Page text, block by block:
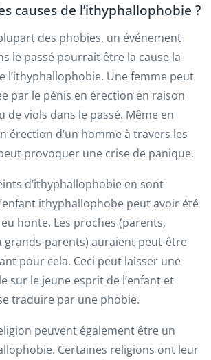
causes de l’ithyphallophobie ?
des phobies, un événement
le passé pourrait être la cause la
l’ithyphallophobie. Une femme peut
par le pénis en érection en raison
de viols dans le passé. Même en
érection d’un homme à travers les
provoquer une crise de panique.
d’ithyphallophobie en sont
ithyphallophobe peut avoir été
honte. Les proches (parents,
grands-parents) auraient peut-être
pour cela. Ceci peut laisser une
sur le jeune esprit de l’enfant et
traduire par une phobie.
peuvent également être un
Certaines religions ont leur